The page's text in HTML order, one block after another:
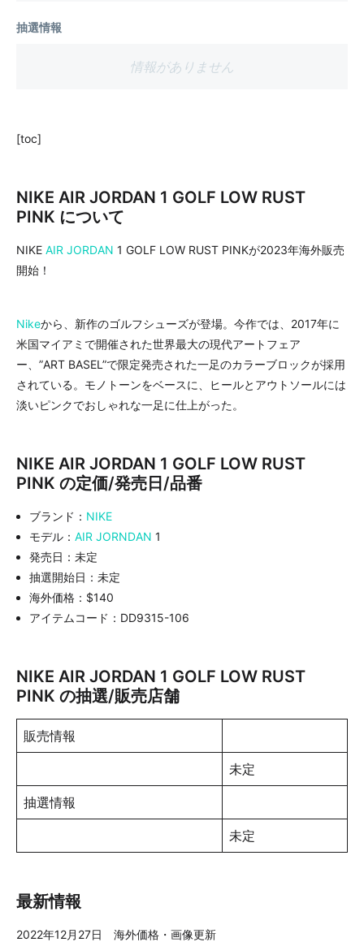
抽選情報
情報がありません
[toc]
NIKE AIR JORDAN 1 GOLF LOW RUST
PINK について
NIKE AIR JORDAN 1 GOLF LOW RUST PINKが2023年海外販売
開始！
Nikeから、新作のゴルフシューズが登場。今作では、2017年に
米国マイアミで開催された世界最大の現代アートフェア
ー、”ART BASEL”で限定発売された一足のカラーブロックが採用
されている。モノトーンをベースに、ヒールとアウトソールには
淡いピンクでおしゃれな一足に仕上がった。
NIKE AIR JORDAN 1 GOLF LOW RUST
PINK の定価/発売日/品番
ブランド： NIKE
モデル： AIR JORNDAN 1
発売日：未定
抽選開始日：未定
海外価格：$140
アイテムコード：DD9315-106
NIKE AIR JORDAN 1 GOLF LOW RUST
PINK の抽選/販売店舗
販売情報
未定
抽選情報
未定
最新情報
2022年12月27日 海外価格・画像更新